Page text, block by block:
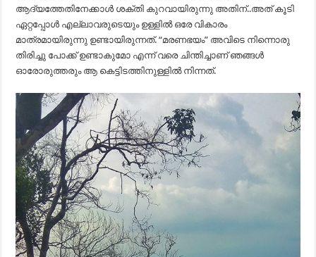
ആദ്യത്തേതിനേക്കാൾ ശക്തി കുറവായിരുന്നു അതിന്..അത് കൂടി
ഏറ്റപ്പോൾ എല്ലാവരുടെയും ഉള്ളിൽ ഒരേ വികാരം
മാത്രമായിരുന്നു ഉണ്ടായിരുന്നത്. “മരണഭയം” അവിടെ നിന്നൊരു
തിരിച്ചു പോക്ക് ഉണ്ടാകുമോ എന്ന് വരെ ചിന്തിച്ചാണ് ഞങ്ങൾ
ഓരോരുത്തരും ആ കെട്ടിടത്തിനുള്ളിൽ നിന്നത്.